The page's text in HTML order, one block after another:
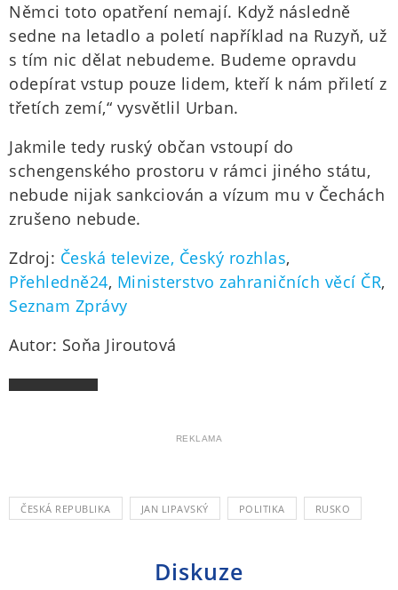
Němci toto opatření nemají. Když následně
sedne na letadlo a poletí například na Ruzyň, už
s tím nic dělat nebudeme. Budeme opravdu
odepírat vstup pouze lidem, kteří k nám přiletí z
třetích zemí,“ vysvětlil Urban.
Jakmile tedy ruský občan vstoupí do
schengenského prostoru v rámci jiného státu,
nebude nijak sankciován a vízum mu v Čechách
zrušeno nebude.
Zdroj: Česká televize, Český rozhlas,
Přehledně24, Ministerstvo zahraničních věcí ČR,
Seznam Zprávy
Autor: Soňa Jiroutová
REKLAMA
ČESKÁ REPUBLIKA JAN LIPAVSKÝ POLITIKA RUSKO
Diskuze